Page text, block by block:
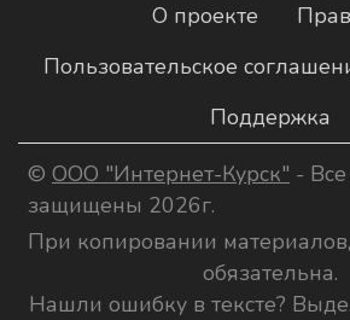
О проекте
Пользовательское
Поддержка
© ООО "Интернет-Курск" -
защищены 2026г.
При копировании
обязательна.
Нашли ошибку в тексте?